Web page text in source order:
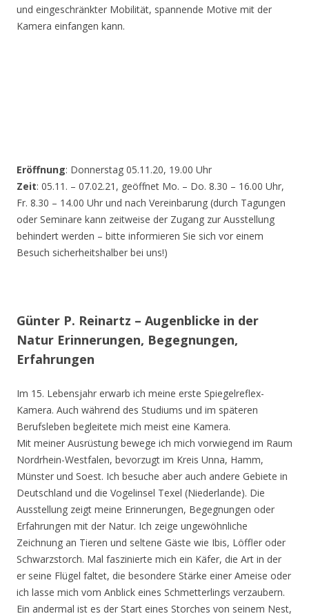
und eingeschränkter Mobilität, spannende Motive mit der
Kamera einfangen kann.
Eröffnung: Donnerstag 05.11.20, 19.00 Uhr
Zeit: 05.11. – 07.02.21, geöffnet Mo. – Do. 8.30 – 16.00 Uhr,
Fr. 8.30 – 14.00 Uhr und nach Vereinbarung (durch Tagungen
oder Seminare kann zeitweise der Zugang zur Ausstellung
behindert werden – bitte informieren Sie sich vor einem
Besuch sicherheitshalber bei uns!)
Günter P. Reinartz – Augenblicke in der
Natur Erinnerungen, Begegnungen,
Erfahrungen
Im 15. Lebensjahr erwarb ich meine erste Spiegelreflex-
Kamera. Auch während des Studiums und im späteren
Berufsleben begleitete mich meist eine Kamera.
Mit meiner Ausrüstung bewege ich mich vorwiegend im Raum
Nordrhein-Westfalen, bevorzugt im Kreis Unna, Hamm,
Münster und Soest. Ich besuche aber auch andere Gebiete in
Deutschland und die Vogelinsel Texel (Niederlande). Die
Ausstellung zeigt meine Erinnerungen, Begegnungen oder
Erfahrungen mit der Natur. Ich zeige ungewöhnliche
Zeichnung an Tieren und seltene Gäste wie Ibis, Löffler oder
Schwarzstorch. Mal faszinierte mich ein Käfer, die Art in der
er seine Flügel faltet, die besondere Stärke einer Ameise oder
ich lasse mich vom Anblick eines Schmetterlings verzaubern.
Ein andermal ist es der Start eines Storches von seinem Nest,